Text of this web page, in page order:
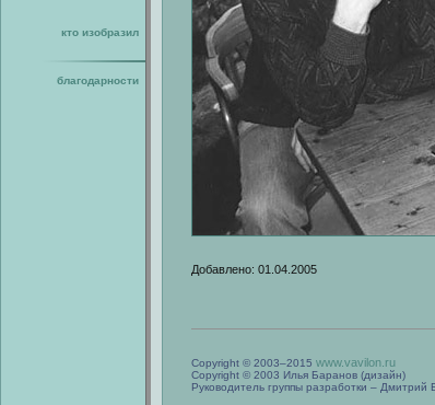
кто изобразил
благодарности
Добавлено: 01.04.2005
Copyright © 2003–2015 www.vavilon.ru
Copyright © 2003 Илья Баранов (дизайн)
Руководитель группы разработки – Дмитрий